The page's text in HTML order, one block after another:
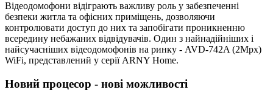
Відеодомофони відіграють важливу роль у забезпеченні
безпеки житла та офісних приміщень, дозволяючи
контролювати доступ до них та запобігати проникненню
всередину небажаних відвідувачів. Один з найнадійніших і
найсучасніших відеодомофонів на ринку - AVD-742A (2Mpx)
WiFi, представлений у серії ARNY Home.
Новий процесор - нові можливості